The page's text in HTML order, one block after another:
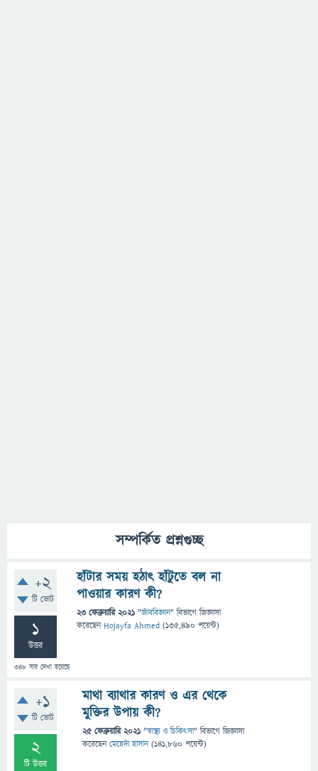
সম্পর্কিত প্রশ্নগুচ্ছ
+2
টি ভোট
1
উত্তর
348 বার দেখা হয়েছে
হাঁটার সময় হঠাৎ হাঁটুতে বল না
পাওয়ার কারণ কী?
23 ফেব্রুয়ারি 2021 "জীববিজ্ঞান" বিভাগে জিজ্ঞাসা
করেছেনHojayfa Ahmed (135,490 পয়েন্ট)
+1
টি ভোট
2
টি উত্তর
মাথা ব্যাথার কারণ ও এর থেকে
মুক্তির উপায় কী?
25 ফেব্রুয়ারি 2021 "স্বাস্থ্য ও চিকিৎসা" বিভাগে জিজ্ঞাসা
করেছেনমেহেদী হাসান (141,860 পয়েন্ট)